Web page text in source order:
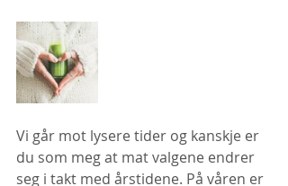
Vi går mot lysere tider og kanskje er
du som meg at mat valgene endrer
seg i takt med årstidene. På våren er